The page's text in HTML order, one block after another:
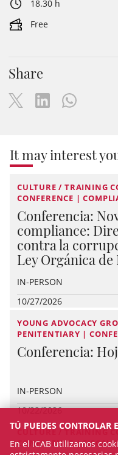
18.30 h
Free
Share
It may interest
CULTURE / TRAINING
CONFERENCE |
Conferencia:
compliance:
contra la
Ley Orgánica
IN-PERSON
10/27/2026
YOUNG ADVOCACY
PENITENTIARY |
Conferencia:
IN-PERSON
10/22/2026
CULTURE / TRAINING
CONFERENCE | FISCAL
TÚ PUEDES CONTROLAR
En el ICAB utilizamos